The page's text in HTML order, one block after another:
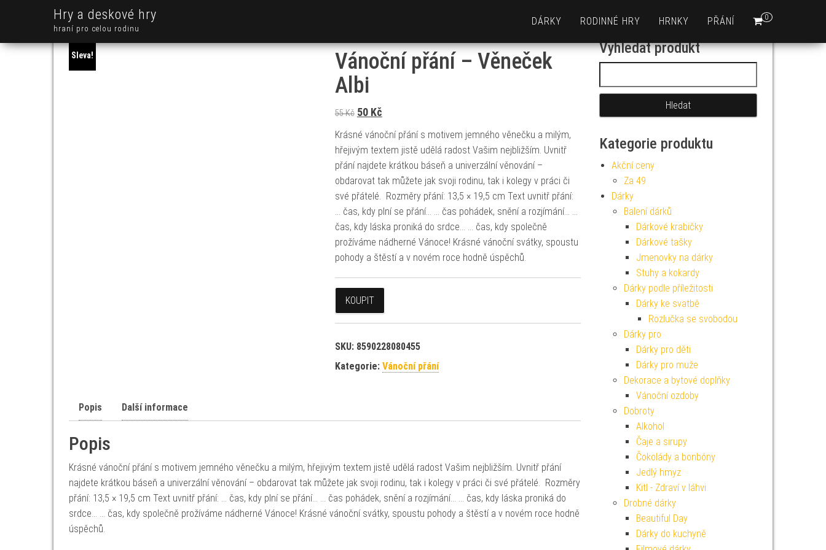
Hry a deskové hry
hraní pro celou rodinu
0
DÁRKY RODINNÉ HRY HRNKY PŘÁNÍ
Sleva!
Vánoční přání – Věneček
Albi
55Kč Původní cena byla: 55 Kč.
50 KčAktuální cena je: 50 Kč.
Krásné vánoční přání s motivem jemného věnečku a milým,
hřejivým textem jistě udělá radost Vašim nejbližším. Uvnitř
přání najdete krátkou báseň a univerzální věnování –
obdarovat tak můžete jak svoji rodinu, tak i kolegy v práci či
své přátelé. Rozměry přání: 13,5 × 19,5 cm Text uvnitř přání:
… čas, kdy plní se přání… … čas pohádek, snění a rozjímání… …
čas, kdy láska proniká do srdce… … čas, kdy společně
prožíváme nádherné Vánoce! Krásné vánoční svátky, spoustu
pohody a štěstí a v novém roce hodně úspěchů.
KOUPIT
SKU: 8590228080455
Kategorie: Vánoční přání
Popis Další informace
Popis
Krásné vánoční přání s motivem jemného věnečku a milým, hřejivým textem jistě udělá radost Vašim nejbližším. Uvnitř přání
najdete krátkou báseň a univerzální věnování – obdarovat tak můžete jak svoji rodinu, tak i kolegy v práci či své přátelé. Rozměry
přání: 13,5 × 19,5 cm Text uvnitř přání: … čas, kdy plní se přání… … čas pohádek, snění a rozjímání… … čas, kdy láska proniká do
srdce… … čas, kdy společně prožíváme nádherné Vánoce! Krásné vánoční svátky, spoustu pohody a štěstí a v novém roce hodně
úspěchů.
Vyhledat produkt
Kategorie produktu
Akční ceny
Za 49
Dárky
Balení dárků
Dárkové krabičky
Dárkové tašky
Jmenovky na dárky
Stuhy a kokardy
Dárky podle příležitosti
Dárky ke svatbě
Rozlučka se svobodou
Dárky pro
Dárky pro děti
Dárky pro muže
Dekorace a bytové doplňky
Vánoční ozdoby
Dobroty
Alkohol
Čaje a sirupy
Čokolády a bonbóny
Jedlý hmyz
Kitl - Zdraví v láhvi
Drobné dárky
Beautiful Day
Dárky do kuchyně